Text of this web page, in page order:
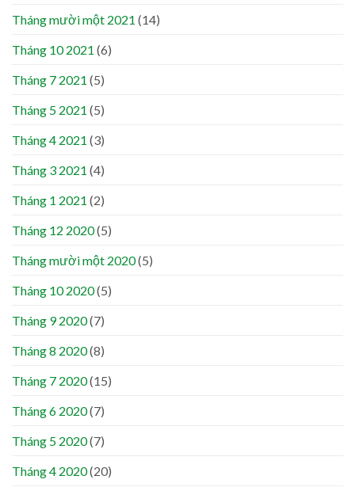
Tháng mười một 2021 (14)
Tháng 10 2021 (6)
Tháng 7 2021 (5)
Tháng 5 2021 (5)
Tháng 4 2021 (3)
Tháng 3 2021 (4)
Tháng 1 2021 (2)
Tháng 12 2020(5)
Tháng mười một 2020(5)
Tháng 10 2020(5)
Tháng 9 2020(7)
Tháng 8 2020(8)
Tháng 7 2020(15)
Tháng 6 2020(7)
Tháng 5 2020(7)
Tháng 4 2020(20)